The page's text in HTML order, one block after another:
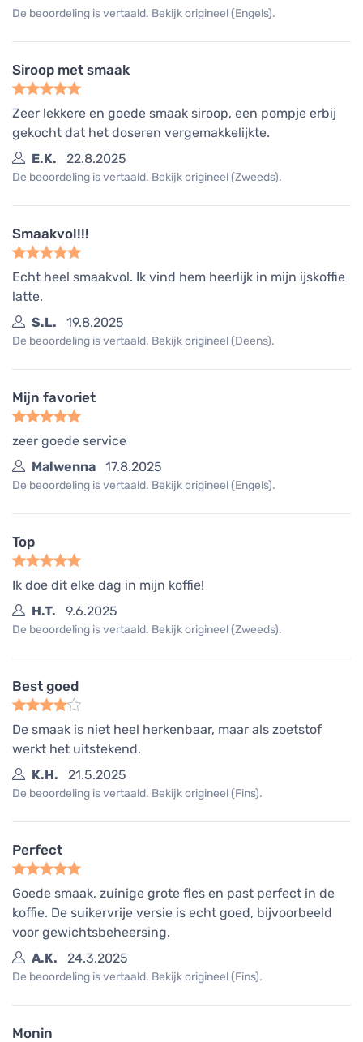
De beoordeling is vertaald. Bekijk origineel (Engels).
Siroop met smaak
Zeer lekkere en goede smaak siroop, een pompje erbij
gekocht dat het doseren vergemakkelijkte.
E.K.
22.8.2025
De beoordeling is vertaald. Bekijk origineel (Zweeds).
Smaakvol!!!
Echt heel smaakvol. Ik vind hem heerlijk in mijn ijskoffie
latte.
S.L.
19.8.2025
De beoordeling is vertaald. Bekijk origineel (Deens).
Mijn favoriet
zeer goede service
Malwenna
17.8.2025
De beoordeling is vertaald. Bekijk origineel (Engels).
Top
Ik doe dit elke dag in mijn koffie!
H.T.
9.6.2025
De beoordeling is vertaald. Bekijk origineel (Zweeds).
Best goed
De smaak is niet heel herkenbaar, maar als zoetstof
werkt het uitstekend.
K.H.
21.5.2025
De beoordeling is vertaald. Bekijk origineel (Fins).
Perfect
Goede smaak, zuinige grote fles en past perfect in de
koffie. De suikervrije versie is echt goed, bijvoorbeeld
voor gewichtsbeheersing.
A.K.
24.3.2025
De beoordeling is vertaald. Bekijk origineel (Fins).
Monin